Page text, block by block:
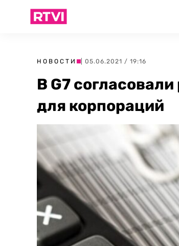
НОВОСТИ | 05.06.2021 / 19:16
В G7
для корпораций